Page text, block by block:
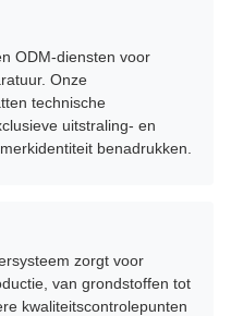
ODM-diensten voor
Onze
technische
uitstraling- en
benadrukken.
zorgt voor
van grondstoffen tot
kwaliteitscontrolepunten